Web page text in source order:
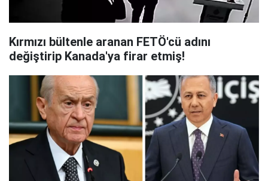
Kırmızı bültenle aranan FETÖ'cü adını
değiştirip Kanada'ya firar etmiş!